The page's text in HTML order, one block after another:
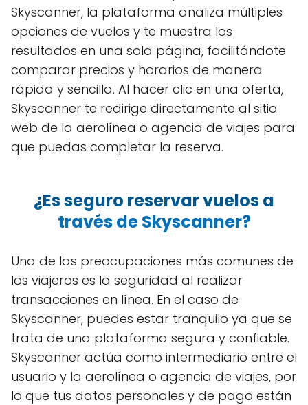
Skyscanner, la plataforma analiza múltiples
opciones de vuelos y te muestra los
resultados en una sola página, facilitándote
comparar precios y horarios de manera
rápida y sencilla. Al hacer clic en una oferta,
Skyscanner te redirige directamente al sitio
web de la aerolínea o agencia de viajes para
que puedas completar la reserva.
¿Es seguro reservar vuelos a
través de Skyscanner?
Una de las preocupaciones más comunes de
los viajeros es la seguridad al realizar
transacciones en línea. En el caso de
Skyscanner, puedes estar tranquilo ya que se
trata de una plataforma segura y confiable.
Skyscanner actúa como intermediario entre el
usuario y la aerolínea o agencia de viajes, por
lo que tus datos personales y de pago están